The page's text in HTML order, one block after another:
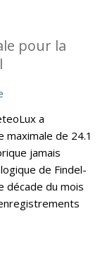
pour la
a
de 24.1
jamais
de Findel-
décade du mois